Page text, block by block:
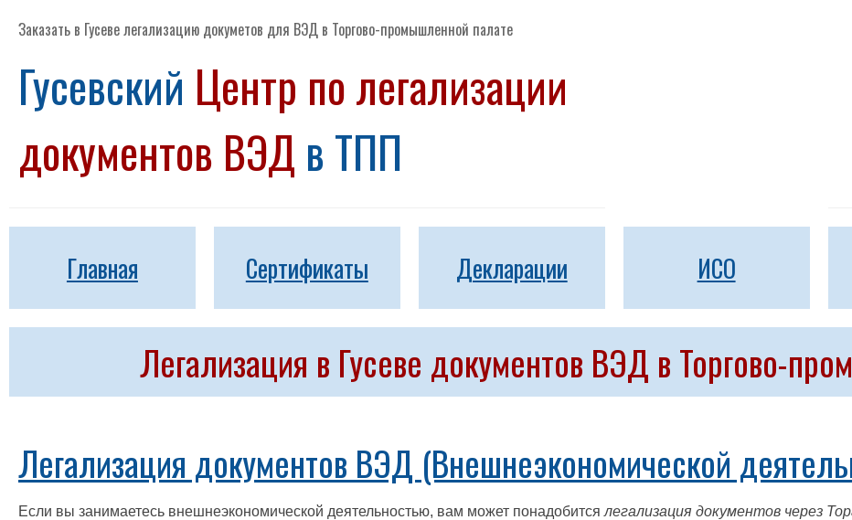
Заказать в Гусеве легализацию докуметов для ВЭД в Торгово-промышленной палате
Гусевский Центр по легализации
документов ВЭД в ТПП
Главная Сертификаты Декларации ИСО
Легализация в Гусеве документов ВЭД в Торгово-
Легализация документов ВЭД (Внешнеэкономической
Если вы занимаетесь внешнеэкономической деятельностью, вам может понадобится легализация документов через